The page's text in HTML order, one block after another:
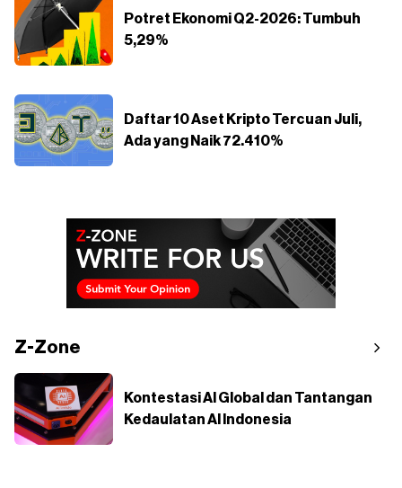
Potret Ekonomi Q2-2026: Tumbuh
5,29%
Daftar 10 Aset Kripto Tercuan Juli,
Ada yang Naik 72.410%
Z-Zone
Kontestasi AI Global dan Tantangan
Kedaulatan AI Indonesia